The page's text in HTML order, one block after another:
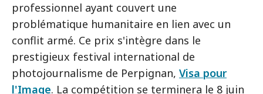
professionnel ayant couvert une
problématique humanitaire en lien avec un
conflit armé. Ce prix s'intègre dans le
prestigieux festival international de
photojournalisme de Perpignan, Visa pour
l'Image. La compétition se terminera le 8 juin